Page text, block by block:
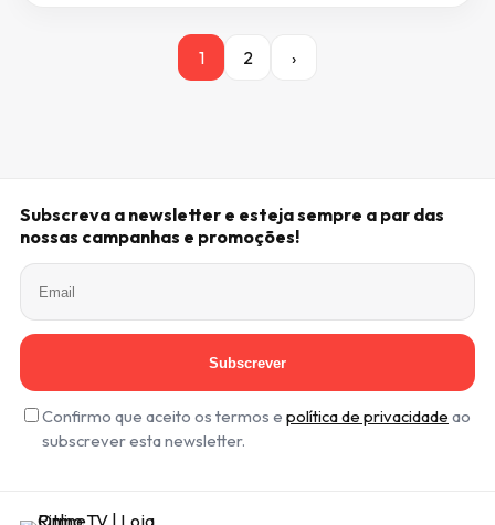
1 2 ›
Subscreva a newsletter e esteja sempre a par das
nossas campanhas e promoções!
Subscrever
Confirmo que aceito os termos e política de privacidade ao
subscrever esta newsletter.